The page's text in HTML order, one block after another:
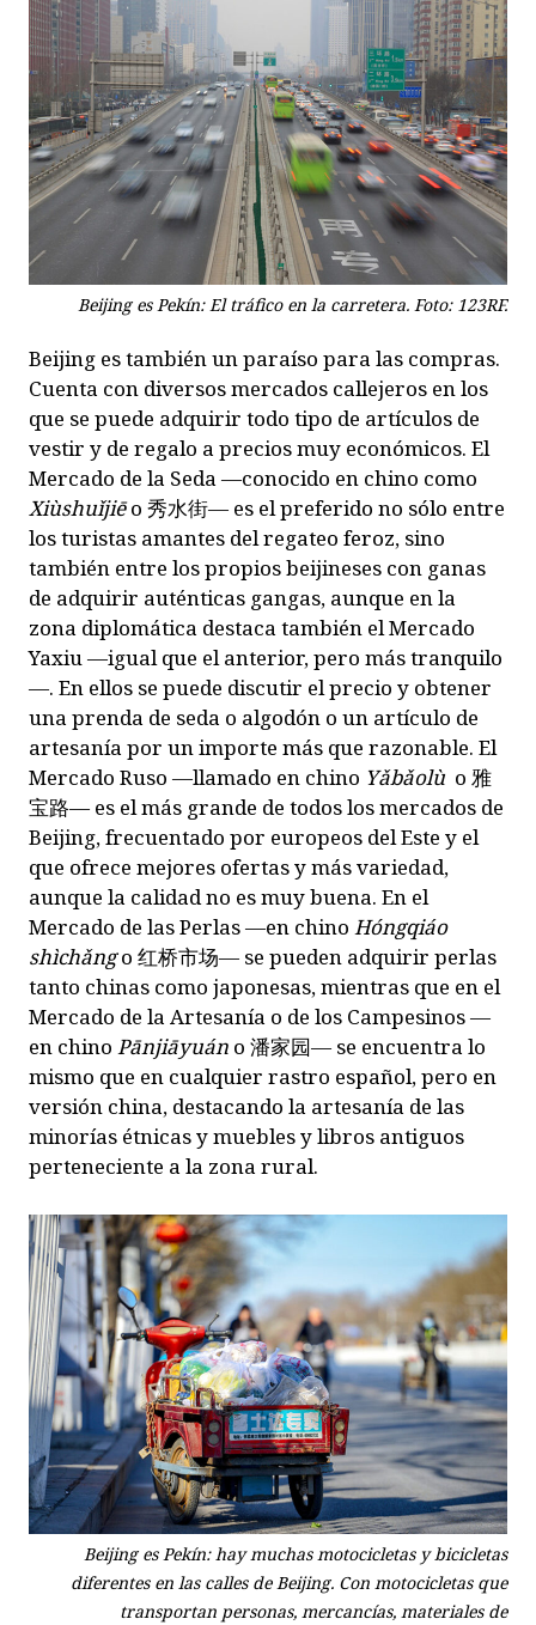
Beijing es Pekín: El tráfico en la carretera. Foto: 123RF.
Beijing es también un paraíso para las compras.
Cuenta con diversos mercados callejeros en los
que se puede adquirir todo tipo de artículos de
vestir y de regalo a precios muy económicos. El
Mercado de la Seda —conocido en chino como
Xiùshuǐjiēo 秀水街— es el preferido no sólo entre
los turistas amantes del regateo feroz, sino
también entre los propios beijineses con ganas
de adquirir auténticas gangas, aunque en la
zona diplomática destaca también el Mercado
Yaxiu —igual que el anterior, pero más tranquilo
—. En ellos se puede discutir el precio y obtener
una prenda de seda o algodón o un artículo de
artesanía por un importe más que razonable. El
Mercado Ruso —llamado en chino Yǎbǎolù o 雅
宝路— es el más grande de todos los mercados de
Beijing, frecuentado por europeos del Este y el
que ofrece mejores ofertas y más variedad,
aunque la calidad no es muy buena. En el
Mercado de las Perlas —en chino Hóngqiáo
shìchǎngo 红桥市场— se pueden adquirir perlas
tanto chinas como japonesas, mientras que en el
Mercado de la Artesanía o de los Campesinos —
en chino Pānjiāyuán o 潘家园— se encuentra lo
mismo que en cualquier rastro español, pero en
versión china, destacando la artesanía de las
minorías étnicas y muebles y libros antiguos
perteneciente a la zona rural.
Beijing es Pekín: hay muchas motocicletas y bicicletas
diferentes en las calles de Beijing. Con motocicletas que
transportan personas, mercancías, materiales de